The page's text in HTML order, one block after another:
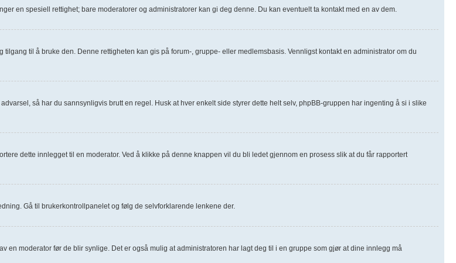
en spesiell rettighet; bare moderatorer og administratorer kan gi deg denne. Du kan eventuelt ta kontakt med en av dem.
til å bruke den. Denne rettigheten kan gis på forum-, gruppe- eller medlemsbasis. Vennligst kontakt en administrator om du
så har du sannsynligvis brutt en regel. Husk at hver enkelt side styrer dette helt selv, phpBB-gruppen har ingenting å si i slike
dette innlegget til en moderator. Ved å klikke på denne knappen vil du bli ledet gjennom en prosess slik at du får rapportert
Gå til brukerkontrollpanelet og følg de selvforklarende lenkene der.
en moderator før de blir synlige. Det er også mulig at administratoren har lagt deg til i en gruppe som gjør at dine innlegg må